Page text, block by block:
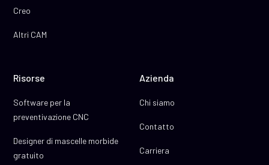
Creo
Altri CAM
Risorse
Software per la
preventivazione CNC
Designer di mascelle morbide
gratuito
Azienda
Chi siamo
Contatto
Carriera